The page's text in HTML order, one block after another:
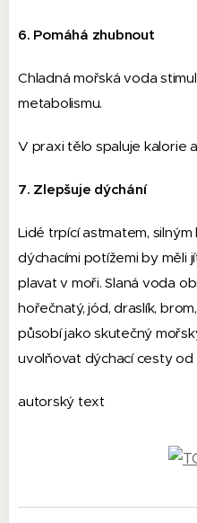
6. Pomáhá zhubnout
Chladná mořská voda
metabolismu.
V praxi tělo spaluje kalorie
7. Zlepšuje dýchání
Lidé trpící astmatem, silným
dýchacími potížemi by měli
plavat v moři. Slaná voda
hořečnatý, jód, draslík,
působí jako skutečný
uvolňovat dýchací cesty
autorský text